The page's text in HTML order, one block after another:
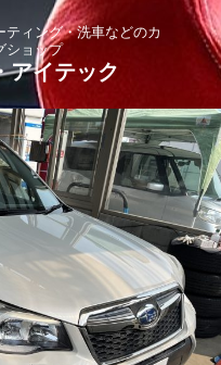
ィング・洗車などのカ
ショップ
アイテック